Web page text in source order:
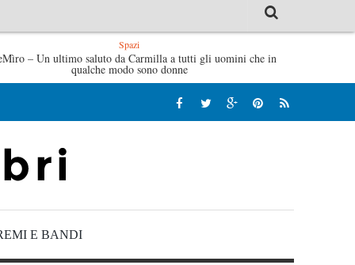
non verrà – Fruttero & Lucentini
Spazi
– Un ultimo saluto da Carmilla a tutti gli uomini che in
qualche modo sono donne
E BANDI